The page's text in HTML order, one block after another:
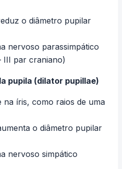
o diâmetro pupilar
nervoso parassimpático
III par craniano)
pupila (dilator pupillae)
na íris, como raios de uma
o diâmetro pupilar
nervoso simpático